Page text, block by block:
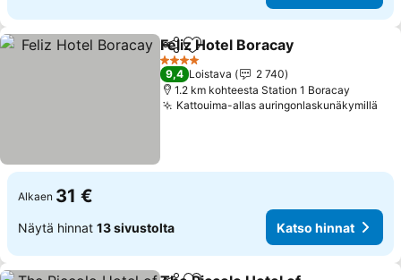
Jaa Lisää suosikkeihin
Feliz Hotel Boracay
4 Tähtiluokitus
9,4 Loistava
2 740
1.2 km kohteesta Station 1 Boracay
Kattouima-allas auringonlaskunäkymillä
Alkaen 31 €
Näytä hinnat 13 sivustolta Katso hinnat